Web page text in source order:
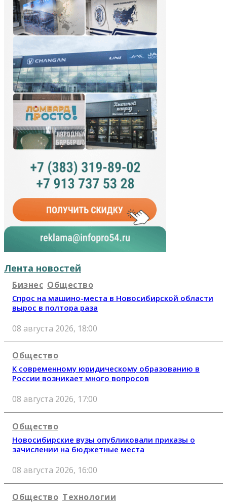
Лента новостей
Бизнес Общество
Спрос на машино-места в Новосибирской области
вырос в полтора раза
08 августа 2026, 18:00
Общество
К современному юридическому образованию в
России возникает много вопросов
08 августа 2026, 17:00
Общество
Новосибирские вузы опубликовали приказы о
зачислении на бюджетные места
08 августа 2026, 16:00
Общество Технологии